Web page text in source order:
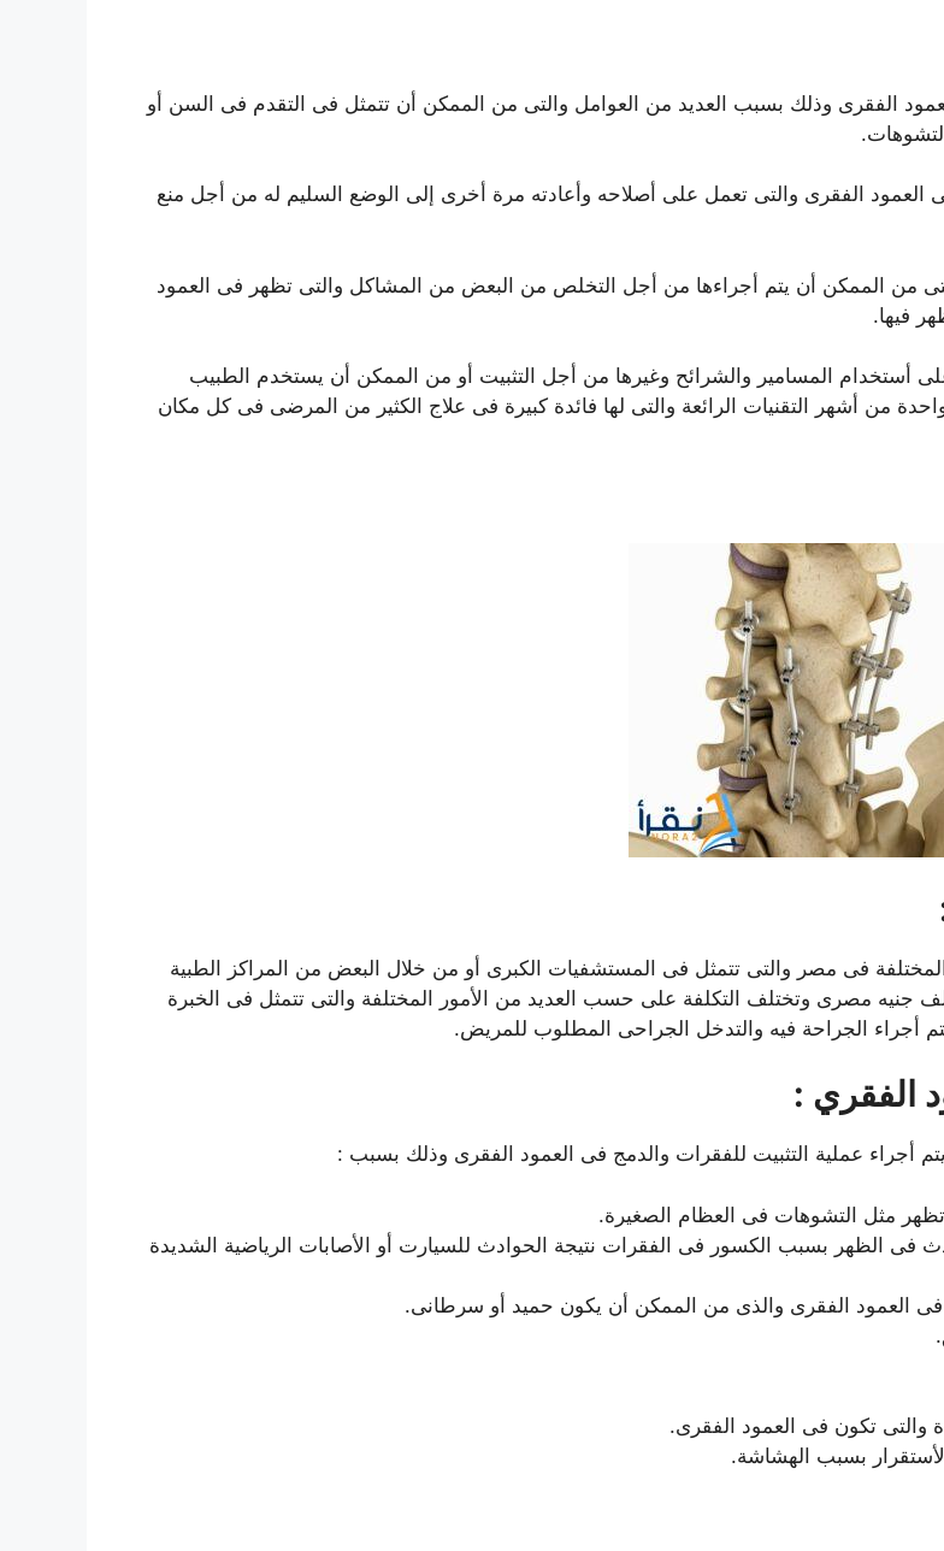
الفقرى وذلك بسبب العديد من العوامل والتى من الممكن أن تتمثل فى التقدم فى السن أو
الفقرى والتى تعمل على أصلاحه وأعادته مرة أخرى إلى الوضع السليم له من أجل منع
من الممكن أن يتم أجراءها من أجل التخلص من البعض من المشاكل والتى تظهر فى العمود
فيها.
أستخدام المسامير والشرائح وغيرها من أجل التثبيت أو من الممكن أن يستخدم الطبيب
من أشهر التقنيات الرائعة والتى لها فائدة كبيرة فى علاج الكثير من المرضى فى كل مكان
فى مصر والتى تتمثل فى المستشفيات الكبرى أو من خلال البعض من المراكز الطبية
وذلك بسعر يتراوح بين 30 ألف جنيه مصرى إلى 60 ألف جنيه مصرى وتختلف التكلفة على حسب العديد من الأمور المختلفة والتى تتمثل فى الخبرة
أجراء الجراحة فيه والتدخل الجراحى المطلوب للمريض.
الفقري :
أجراء عملية التثبيت للفقرات والدمج فى العمود الفقرى وذلك بسبب :
مثل التشوهات فى العظام الصغيرة.
فى الظهر بسبب الكسور فى الفقرات نتيجة الحوادث للسيارت أو الأصابات الرياضية الشديدة
العمود الفقرى والذى من الممكن أن يكون حميد أو سرطانى.
والتى تكون فى العمود الفقرى.
بسبب الهشاشة.